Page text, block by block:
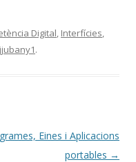
Digital, Interfícies,
jjubany1.
Eines i Aplicacions
portables →